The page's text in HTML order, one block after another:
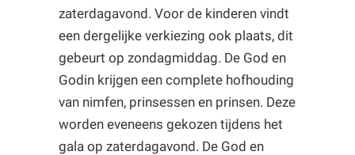
zaterdagavond. Voor de kinderen vindt
een dergelijke verkiezing ook plaats, dit
gebeurt op zondagmiddag. De God en
Godin krijgen een complete hofhouding
van nimfen, prinsessen en prinsen. Deze
worden eveneens gekozen tijdens het
gala op zaterdagavond. De God en